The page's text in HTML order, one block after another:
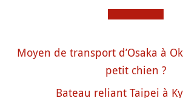
Moyen de transport d’Osaka à
petit chien ?
Bateau reliant Taipei à